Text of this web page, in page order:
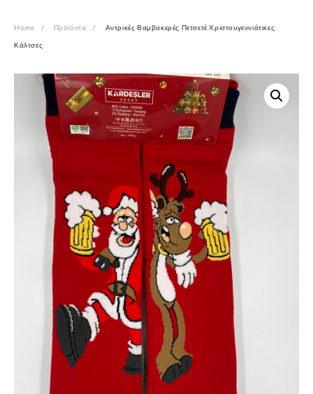
Home Προϊόντα Αντρικές Βαμβακερές Πετσετέ Χριστουγεννιάτικες
Κάλτσες